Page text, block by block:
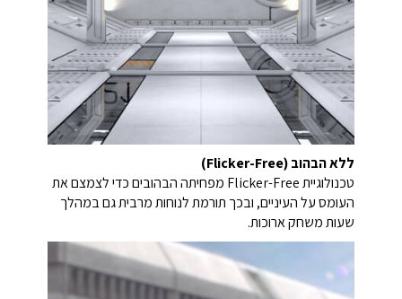
ללא הבהוב (Flicker-Free)
טכנולוגיית Flicker-Free מפחיתה הבהובים כדי לצמצם את
העומס על העיניים, ובכך תורמת לנוחות מרבית גם במהלך
שעות משחק ארוכות.